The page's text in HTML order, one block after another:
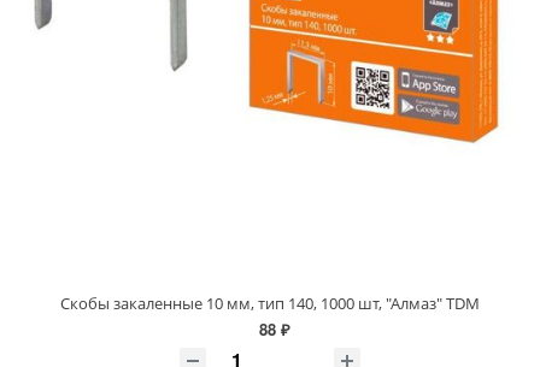
Скобы закаленные 10 мм, тип 140, 1000 шт, "Алмаз" TDM
88 ₽